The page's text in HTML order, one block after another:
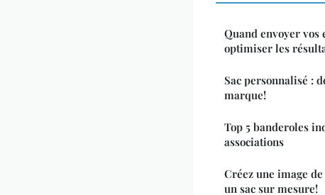
Quand envoyer
optimiser les
Sac personnalisé :
marque!
Top 5 banderoles
associations
Créez une image
un sac sur mesure!